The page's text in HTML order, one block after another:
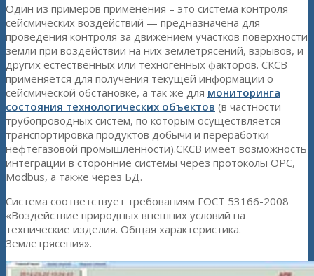
Один из примеров применения – это система контроля
сейсмических воздействий — предназначена для
проведения контроля за движением участков поверхности
земли при воздействии на них землетрясений, взрывов, и
других естественных или техногенных факторов. СКСВ
применяется для получения текущей информации о
сейсмической обстановке, а так же для мониторинга
состояния технологических объектов (в частности
трубопроводных систем, по которым осуществляется
транспортировка продуктов добычи и переработки
нефтегазовой промышленности).СКСВ имеет возможность
интеграции в сторонние системы через протоколы ОРС,
Modbus, а также через БД.
Система соответствует требованиям ГОСТ 53166-2008
«Воздействие природных внешних условий на
технические изделия. Общая характеристика.
Землетрясения».